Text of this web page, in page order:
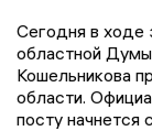
Сегодня в ходе
областной
Кошельникова
области.
посту начнется